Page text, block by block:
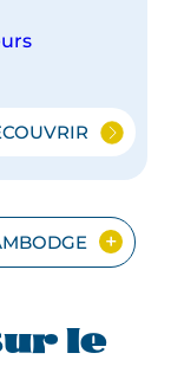
LE
SAPA
EN
PETIT
le